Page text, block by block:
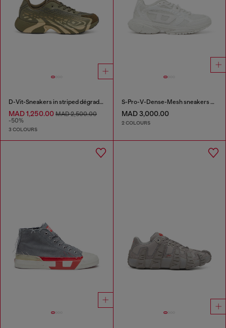
D-Vit-Sneakers in striped dégradé mesh
MAD 1,250.00 MAD 2,500.00
-50%
3 COLOURS
S-Pro-V-Dense-Mesh sneakers with Oval D logo
MAD 3,000.00
2 COLOURS